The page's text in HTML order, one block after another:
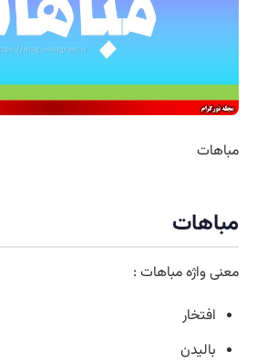
مباهات
مباهات
معنی واژه مباهات :
افتخار
بالیدن